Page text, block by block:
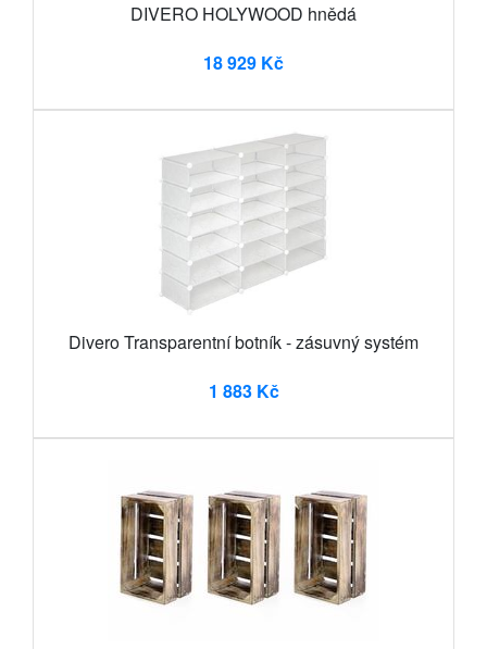
DIVERO HOLYWOOD hnědá
18 929 Kč
Divero Transparentní botník - zásuvný systém
1 883 Kč